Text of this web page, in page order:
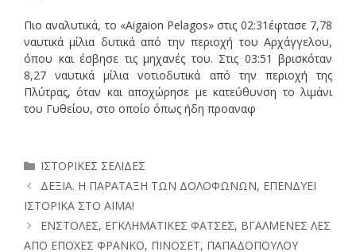
Πιο αναλυτικά, το «Aigaion Pelagos» στις 02:31έφτασε 7,78
ναυτικά μίλια δυτικά από την περιοχή του Αρχάγγελου,
όπου και έσβησε τις μηχανές του. Στις 03:51 βρισκόταν
8,27 ναυτικά μίλια νοτιοδυτικά από την περιοχή της
Πλύτρας, όταν και αποχώρησε με κατεύθυνση το λιμάνι
του Γυθείου, στο οποίο όπως ήδη προαναφ
Κατηγορίες
ΙΣΤΟΡΙΚΕΣ ΣΕΛΙΔΕΣ
ΔΕΞΙΑ. Η ΠΑΡΑΤΑΞΗ ΤΩΝ ΔΟΛΟΦΩΝΩΝ, ΕΠΕΝΔΥΕΙ
ΙΣΤΟΡΙΚΑ ΣΤΟ ΑΙΜΑ!
ΕΝΣΤΟΛΕΣ, ΕΓΚΛΗΜΑΤΙΚΕΣ ΦΑΤΣΕΣ, ΒΓΑΛΜΕΝΕΣ ΛΕΣ
ΑΠΟ ΕΠΟΧΕΣ ΦΡΑΝΚΟ, ΠΙΝΟΣΕΤ, ΠΑΠΑΔΟΠΟΥΛΟΥ